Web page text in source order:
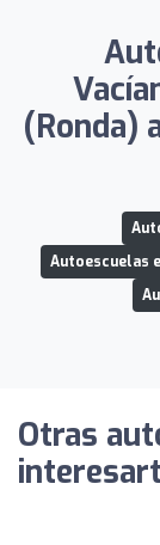
(Ronda)
Autoescuelas
Otras